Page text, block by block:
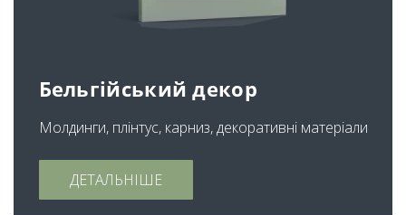
Бельгійський декор
Молдинги, плінтус, карниз, декоративні матеріали
ДЕТАЛЬНІШЕ